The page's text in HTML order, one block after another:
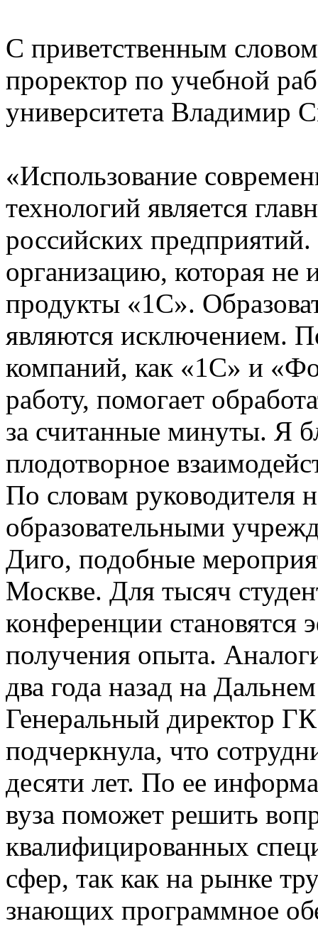
С приветственным
проректор по учебной
университета Владимир
«Использование
технологий является
российских
организацию, которая не
продукты «1С».
являются исключением.
компаний, как «1С» и
работу, помогает
за считанные минуты. Я
плодотворное
По словам руководителя
образовательными
Диго, подобные
Москве. Для тысяч
конференции становятся
получения опыта.
два года назад на
Генеральный директор
подчеркнула, что
десяти лет. По ее
вуза поможет решить
квалифицированных
сфер, так как на рынке
знающих программное